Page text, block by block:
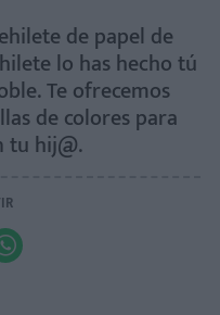
de papel de
lo has hecho tú
Te ofrecemos
de colores para
tu hij@.